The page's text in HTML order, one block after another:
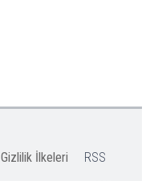
Gizlilik İlkeleri RSS